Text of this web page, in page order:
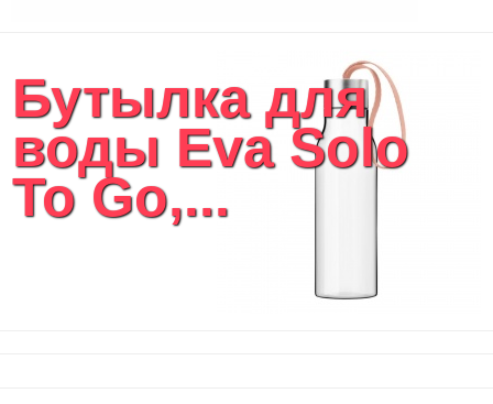
Бутылка для
воды Eva Solo
To Go,...